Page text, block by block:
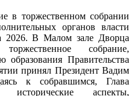
в торжественном собрании
органов власти
2026. В Малом зале Дворца
собрание,
образования Правительства
принял Президент Вадим
к собравшимся, Глава
исторические аспекты,